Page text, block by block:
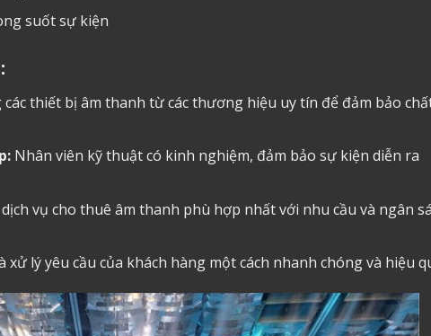
suốt sự kiện
thiết bị âm thanh từ các thương hiệu uy tín để đảm bảo
Nhân viên kỹ thuật có kinh nghiệm, đảm bảo sự kiện diễn ra
vụ cho thuê âm thanh phù hợp nhất với nhu cầu và ngân
xử lý yêu cầu của khách hàng một cách nhanh chóng và hiệu